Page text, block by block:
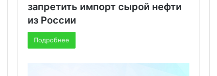
запретить импорт сырой нефти
из России
Подробнее